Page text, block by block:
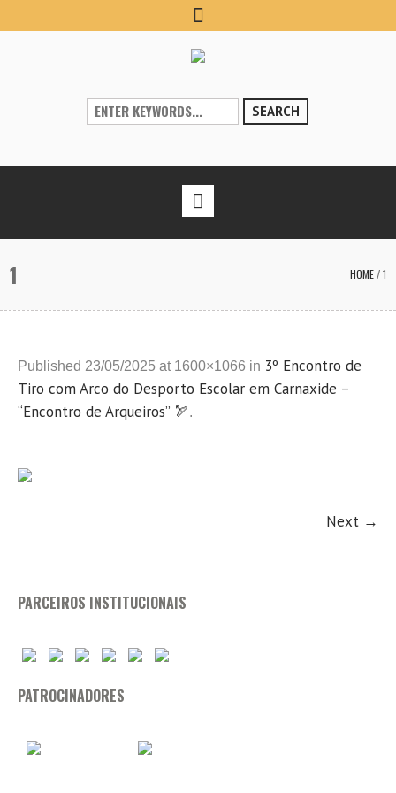
SEARCH
1 HOME/1
Published 23/05/2025 at 1600×1066 in 3º Encontro de
Tiro com Arco do Desporto Escolar em Carnaxide –
“Encontro de Arqueiros” 🏹.
Next →
PARCEIROS INSTITUCIONAIS
PATROCINADORES